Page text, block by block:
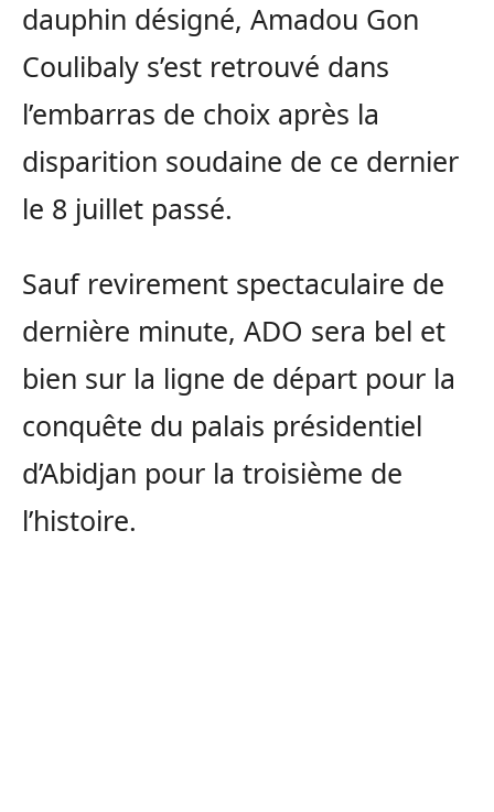
dauphin désigné, Amadou Gon
Coulibaly s’est retrouvé dans
l’embarras de choix après la
disparition soudaine de ce dernier
le 8 juillet passé.
Sauf revirement spectaculaire de
dernière minute, ADO sera bel et
bien sur la ligne de départ pour la
conquête du palais présidentiel
d’Abidjan pour la troisième de
l’histoire.